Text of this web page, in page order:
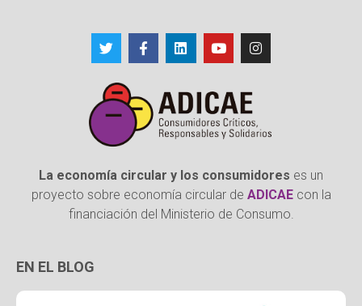
La economía circular y los consumidores es un
proyecto sobre economía circular de ADICAEcon la
financiación del Ministerio de Consumo.
EN EL BLOG